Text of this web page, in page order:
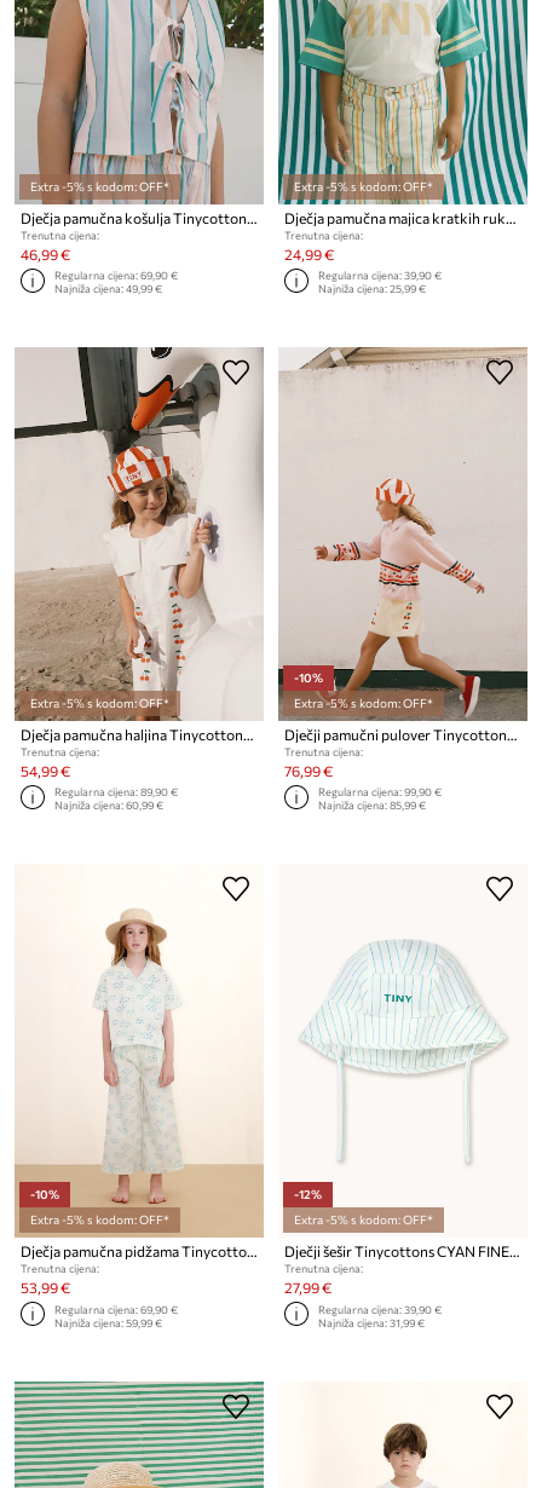
Extra -5% s kodom: OFF*
Trenutna cijena:
46,99 €
Regularna cijena:69,90 €
Najniža cijena:49,99 €
Extra -5% s kodom: OFF*
Trenutna cijena:
24,99 €
Regularna cijena:39,90 €
Najniža cijena:25,99 €
Extra -5% s kodom: OFF*
Dječja pamučna haljina Tinycottons MINI CHERRIES TWILL DRESS
Trenutna cijena:
54,99 €
Regularna cijena:89,90 €
Najniža cijena:60,99 €
-10%
Extra -5% s kodom: OFF*
Dječji pamučni pulover Tinycottons CHERRIES SWEATER
Trenutna cijena:
76,99 €
Regularna cijena:99,90 €
Najniža cijena:85,99 €
-10%
Extra -5% s kodom: OFF*
Dječja pamučna pidžama Tinycottons BLOSSOMS SET
Trenutna cijena:
53,99 €
Regularna cijena:69,90 €
Najniža cijena:59,99 €
-12%
Extra -5% s kodom: OFF*
Dječji šešir Tinycottons CYAN FINE STRIPES BUCKET HAT
Trenutna cijena:
27,99 €
Regularna cijena:39,90 €
Najniža cijena:31,99 €